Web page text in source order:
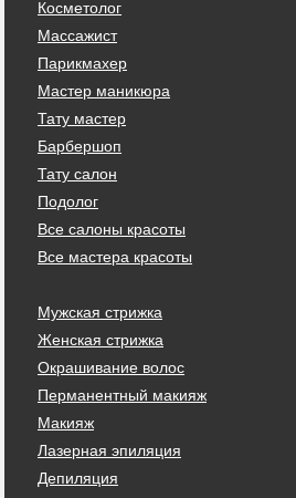
Косметолог
Массажист
Парикмахер
Мастер маникюра
Тату мастер
Барбершоп
Тату салон
Подолог
Все салоны красоты
Все мастера красоты
Мужская стрижка
Женская стрижка
Окрашивание волос
Перманентный макияж
Макияж
Лазерная эпиляция
Депиляция